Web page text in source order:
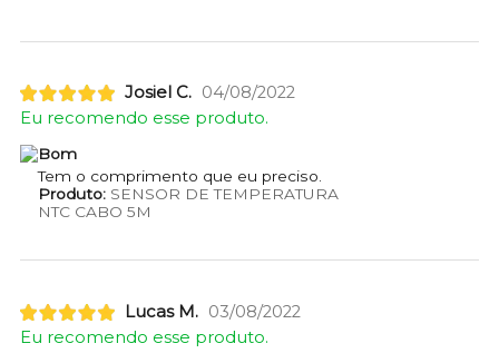
Josiel C. 04/08/2022
Eu recomendo esse produto.
Bom
Tem o comprimento que eu preciso.
Produto:SENSOR DE TEMPERATURA
NTC CABO 5M
Lucas M. 03/08/2022
Eu recomendo esse produto.